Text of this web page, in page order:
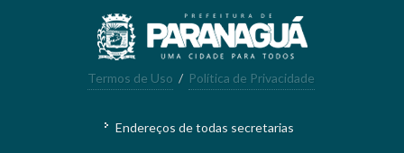
Termos de Uso / Política de Privacidade
Endereços de todas secretarias